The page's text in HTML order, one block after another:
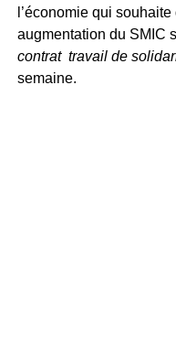
l’économie qui
augmentation du SMIC
contrat travail de
semaine.